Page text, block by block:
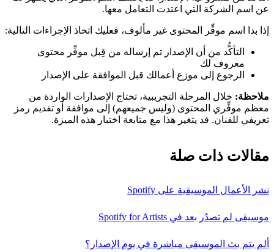
عن اسم الشركة التي اعتدت التعامل معها.
إذا بدا اسم موفِّر المحتوى غير مألوف، فعليك اتخاذ الإجراءات التالية:
التأكُّد من أن الإصدار تم إرساله من قِبل موفِّر محتوى
معروف لك
الرجوع إلى موزع أعمالك قبل الموافقة على الإصدار
ملاحظة: خلال المرحلة التجريبية، تحتاج الإصدارات الواردة من
معظم موفِّري المحتوى (وليس جميعهم) إلى موافقة أو تقديم رمز
تعريفي للفنان. قد يتغير هذا مع متابعة اختبار هذه الميزة.
مقالات ذات صلة
نشر الأعمال الموسيقية على Spotify
موسيقى لم تصدُر بعد في Spotify for Artists
ألم يتم بث الموسيقى مباشرة في يوم الإصدار؟